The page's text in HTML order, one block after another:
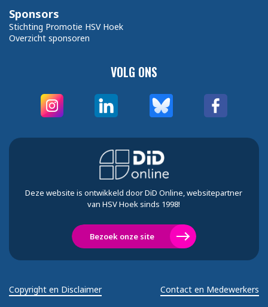
VOLG ONS
Sponsors
Stichting Promotie HSV Hoek
Overzicht sponsoren
Deze website is ontwikkeld door DiD Online, websitepartner
van HSV Hoek sinds 1998!
Bezoek onze site
Copyright en Disclaimer Contact en Medewerkers